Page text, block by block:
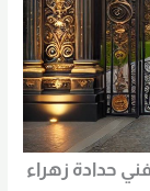
حدادة زهراء